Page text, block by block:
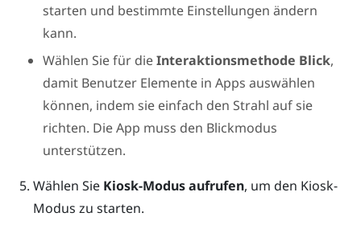
starten und bestimmte Einstellungen ändern
kann.
Wählen Sie für dieInteraktionsmethode Blick,
damit Benutzer Elemente in Apps auswählen
können, indem sie einfach den Strahl auf sie
richten. Die App muss den Blickmodus
unterstützen.
Wählen Sie Kiosk-Modus aufrufen, um den Kiosk-
Modus zu starten.